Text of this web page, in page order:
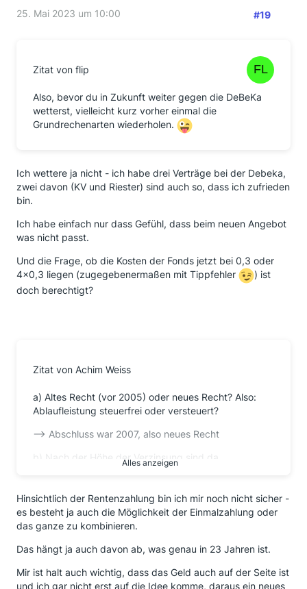
25. Mai 2023 um 10:00 #19
Zitat von flip
Also, bevor du in Zukunft weiter gegen die DeBeKa
wetterst, vielleicht kurz vorher einmal die
Grundrechenarten wiederholen.
Ich wettere ja nicht - ich habe drei Verträge bei der Debeka,
zwei davon (KV und Riester) sind auch so, dass ich zufrieden
bin.
Ich habe einfach nur dass Gefühl, dass beim neuen Angebot
was nicht passt.
Und die Frage, ob die Kosten der Fonds jetzt bei 0,3 oder
4x0,3 liegen (zugegebenermaßen mit Tippfehler
) ist
doch berechtigt?
Zitat von Achim Weiss
a) Altes Recht (vor 2005) oder neues Recht? Also:
Ablaufleistung steuerfrei oder versteuert?
--> Abschluss war 2007, also neues Recht
b) Nach der Höhe der Verzinsung sind da
-> Korrekt.
Also Wechsel des Anlagemediums. Vorher Renten,
jetzt Aktien. Äpfel mit Birnen verglichen.
Eine Rentenversicherung ist immer quasi ein
Doppelvertrag: Sie ist eine Verbindung eines
Sparvertrags mit einem Rentenvertrag.
Alles anzeigen
Hinsichtlich der Rentenzahlung bin ich mir noch nicht sicher -
es besteht ja auch die Möglichkeit der Einmalzahlung oder
das ganze zu kombinieren.
Das hängt ja auch davon ab, was genau in 23 Jahren ist.
Mir ist halt auch wichtig, dass das Geld auch auf der Seite ist
und ich gar nicht erst auf die Idee komme, daraus ein neues